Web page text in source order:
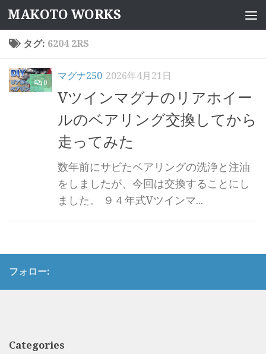
コンテンツへスキップ
MAKOTO WORKS
タグ: 6204 2RS
0
マグナ250 2026年4月21日
Vツインマグナのリアホイー
ルのベアリング交換してから
走ってみた
数年前にサビたベアリングの洗浄と注油
をしましたが、今回は交換することにし
ました。 ９４年式Vツインマ...
フォロー:
Categories